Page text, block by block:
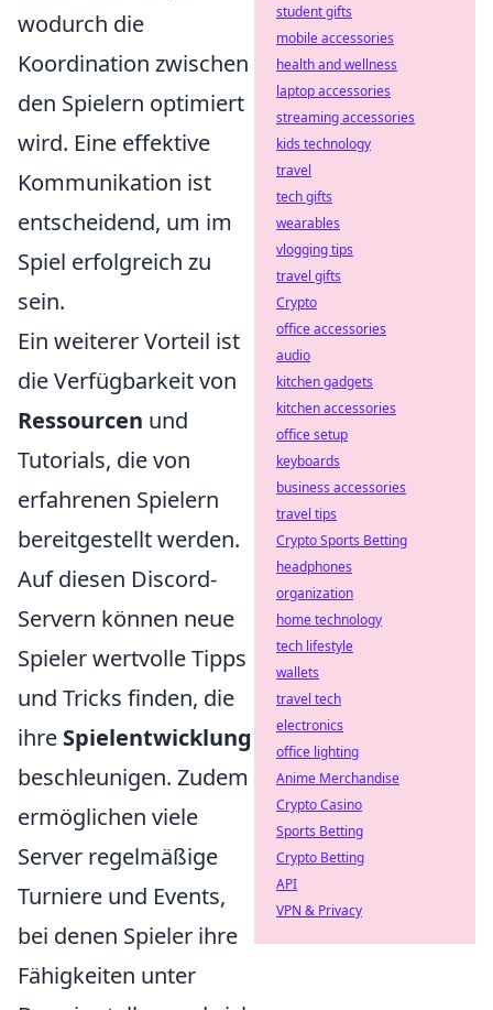
wodurch die
Koordination zwischen
den Spielern optimiert
wird. Eine effektive
Kommunikation ist
entscheidend, um im
Spiel erfolgreich zu
sein.
Ein weiterer Vorteil ist
die Verfügbarkeit von
Ressourcen und
Tutorials, die von
erfahrenen Spielern
bereitgestellt werden.
Auf diesen Discord-
Servern können neue
Spieler wertvolle Tipps
und Tricks finden, die
ihre Spielentwicklung
beschleunigen. Zudem
ermöglichen viele
Server regelmäßige
Turniere und Events,
bei denen Spieler ihre
Fähigkeiten unter
student gifts
mobile accessories
health and wellness
laptop accessories
streaming accessories
kids technology
travel
tech gifts
wearables
vlogging tips
travel gifts
Crypto
office accessories
audio
kitchen gadgets
kitchen accessories
office setup
keyboards
business accessories
travel tips
Crypto Sports Betting
headphones
organization
home technology
tech lifestyle
wallets
travel tech
electronics
office lighting
Anime Merchandise
Crypto Casino
Sports Betting
Crypto Betting
API
VPN & Privacy